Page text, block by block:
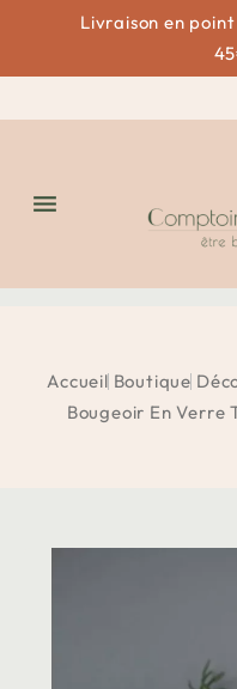
Livraison en

Accueil Boutique
Bougeoir En Verre